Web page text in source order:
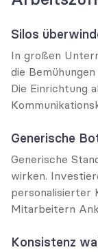
Silos
In großen
die
Die Einrichtung
Generische
Generische
wirken.
personalisierter
Mitarbeitern
Konsistenz